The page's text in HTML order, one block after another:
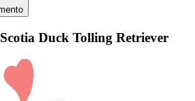
Duck Tolling Retriever